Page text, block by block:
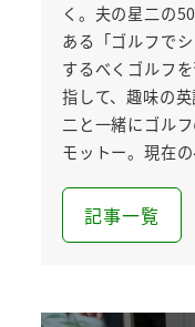
く。夫の星二の
ある「ゴルフで
するべくゴルフ
指して、趣味の
二と一緒にゴル
モットー。現在
記事一覧